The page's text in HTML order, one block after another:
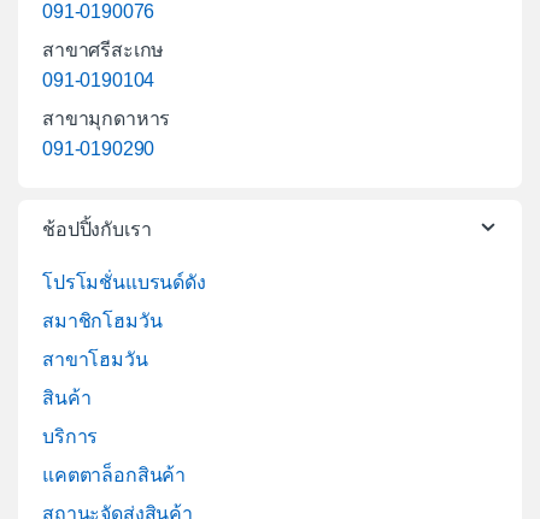
091-0190076
สาขาศรีสะเกษ
091-0190104
สาขามุกดาหาร
091-0190290
ช้อปปิ้งกับเรา
โปรโมชั่นแบรนด์ดัง
สมาชิกโฮมวัน
สาขาโฮมวัน
สินค้า
บริการ
แคตตาล็อกสินค้า
สถานะจัดส่งสินค้า